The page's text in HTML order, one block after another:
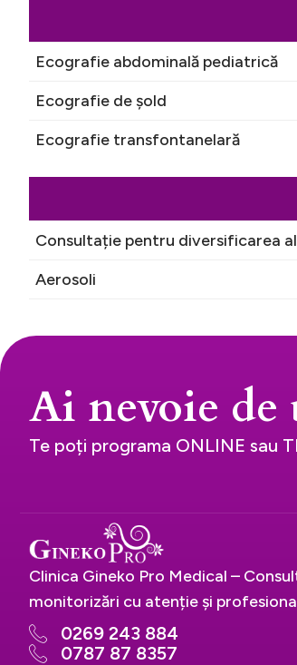
Ecografie abdominală pediatrică
Ecografie de șold
Ecografie transfontanelară
Consultație pentru diversificarea
Aerosoli
Ai nevoie de
Te poți programa ONLINE sau
Clinica Gineko Pro Medical –
monitorizări cu atenție și
0269 243 884
0787 87 8357